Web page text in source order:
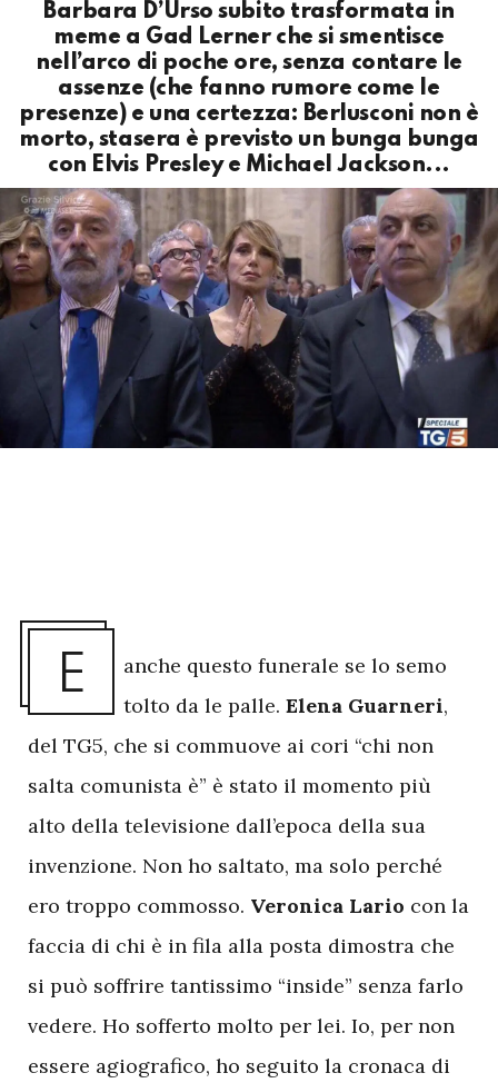
Barbara D’Urso subito trasformata in
meme a Gad Lerner che si smentisce
nell’arco di poche ore, senza contare le
assenze (che fanno rumore come le
presenze) e una certezza: Berlusconi non è
morto, stasera è previsto un bunga bunga
con Elvis Presley e Michael Jackson...
E
anche questo funerale se lo semo
tolto da le palle. Elena Guarneri,
del TG5, che si commuove ai cori “chi non
salta comunista è” è stato il momento più
alto della televisione dall’epoca della sua
invenzione. Non ho saltato, ma solo perché
ero troppo commosso. Veronica Lario con la
faccia di chi è in fila alla posta dimostra che
si può soffrire tantissimo “inside” senza farlo
vedere. Ho sofferto molto per lei. Io, per non
essere agiografico, ho seguito la cronaca di